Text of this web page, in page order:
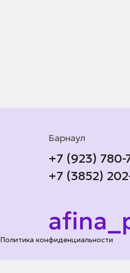
Барнаул
+7 (923) 780-
+7 (3852)
Политика конфиденциальности